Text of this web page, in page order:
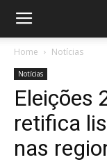
Home Notícias
Notícias
Eleições
retifica
nas